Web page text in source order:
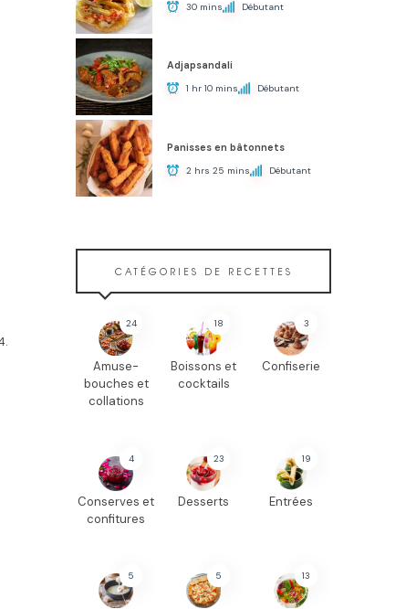
30 mins Débutant
Adjapsandali
1 hr 10 mins Débutant
Panisses en bâtonnets
2 hrs 25 mins Débutant
CATÉGORIES DE RECETTES
24
Amuse-
bouches et
collations
18
Boissons et
cocktails
3
Confiserie
4
Conserves et
confitures
23
Desserts
19
Entrées
5 5 13